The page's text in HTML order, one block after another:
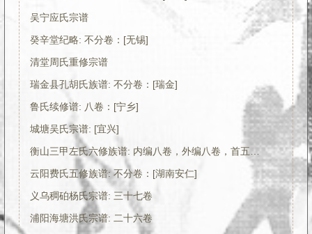
吴宁应氏宗谱
癸辛堂纪略: 不分卷：[无锡]
清堂周氏重修宗谱
瑞金县孔胡氏族谱: 不分卷：[瑞金]
鲁氏续修谱: 八卷：[宁乡]
城塘吴氏宗谱: [宜兴]
衡山三甲左氏六修族谱: 内编八卷，外编八卷，首五卷：[衡阳]
云阳费氏五修族谱: 不分卷：[湖南安仁]
义乌稠砶杨氏宗谱: 三十七卷
浦阳海塘洪氏宗谱: 二十六卷